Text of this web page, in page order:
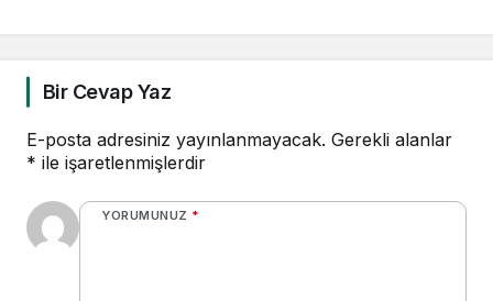
Bir Cevap Yaz
E-posta adresiniz yayınlanmayacak. Gerekli alanlar
* ile işaretlenmişlerdir
YORUMUNUZ *